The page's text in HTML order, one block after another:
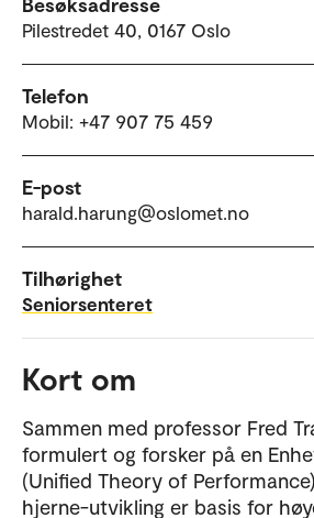
Pilestredet 40, 0167 Oslo
Telefon
Mobil: +47 907 75 459
E-post
harald.harung@oslomet.no
Tilhørighet
Seniorsenteret
Kort om
Sammen med professor Fred
formulert og forsker på en
(Unified Theory of
hjerne-utvikling er basis for